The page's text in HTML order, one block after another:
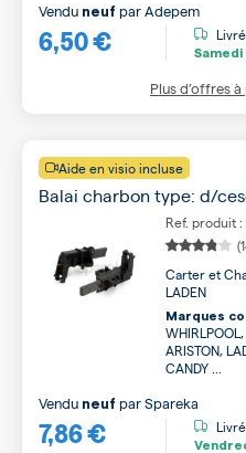
6,50 €
Vendu neuf parAdepem
Samedi
Plus d’offres
Aide en visio incluse
Balai charbon type: d/
Ref. produit
Carter et
LADEN
Marques
ARISTON,
CANDY ...
7,86 €
Vendu neuf parSpareka